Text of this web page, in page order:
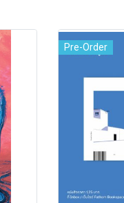
Pre-Order